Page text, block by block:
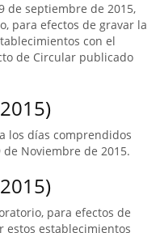
de septiembre de 2015,
para efectos de gravar la
con el
de Circular publicado
los días comprendidos
Noviembre de 2015.
para efectos de
estos establecimientos